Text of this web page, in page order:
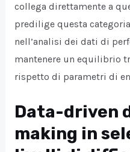
collega direttamente a
predilige questa
nell’analisi dei dati di
mantenere un equilibrio
rispetto di parametri di
Data-driven
making in